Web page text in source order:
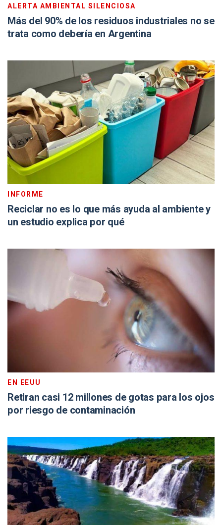
ALERTA AMBIENTAL SILENCIOSA
Más del 90% de los residuos industriales no se
trata como debería en Argentina
INFORME
Reciclar no es lo que más ayuda al ambiente y
un estudio explica por qué
EN EEUU
Retiran casi 12 millones de gotas para los ojos
por riesgo de contaminación